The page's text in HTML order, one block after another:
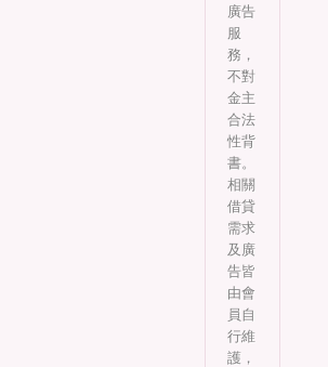
廣告
服
務，
不對
金主
合法
性背
書。
相關
借貸
需求
及廣
告皆
由會
員自
行維
護，